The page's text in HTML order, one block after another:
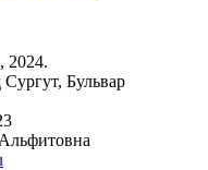
, 2024.
Сургут, Бульвар